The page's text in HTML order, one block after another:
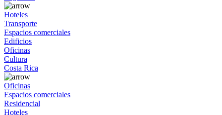
Hoteles
Transporte
Espacios comerciales
Edificios
Oficinas
Cultura
Costa Rica
Oficinas
Espacios comerciales
Residencial
Hoteles